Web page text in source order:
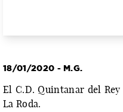
18/01/2020 - M.G.
El C.D. Quintanar del
La Roda.